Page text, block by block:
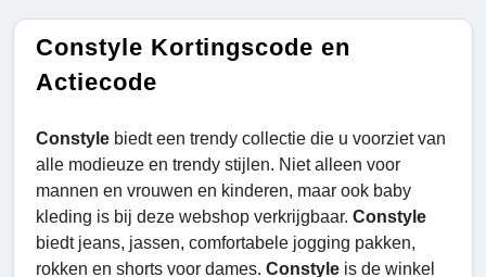
Constyle Kortingscode en
Actiecode
Constyle biedt een trendy collectie die u voorziet van
alle modieuze en trendy stijlen. Niet alleen voor
mannen en vrouwen en kinderen, maar ook baby
kleding is bij deze webshop verkrijgbaar. Constyle
biedt jeans, jassen, comfortabele jogging pakken,
rokken en shorts voor dames. Constyle is de winkel